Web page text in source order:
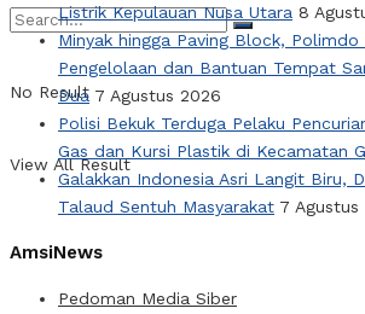
No Result
View All Result
Listrik Kepulauan Nusa Utara 8
Minyak hingga Paving Block, Polimdo
Pengelolaan dan Bantuan Tempat
Dua 7 Agustus 2026
Polisi Bekuk Terduga Pelaku
Gas dan Kursi Plastik di Kecamatan
Galakkan Indonesia Asri Langit Biru,
Talaud Sentuh Masyarakat 7 Agustus
AmsiNews
Pedoman Media Siber